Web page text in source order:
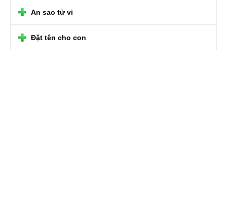
An sao tử vi
Đặt tên cho con